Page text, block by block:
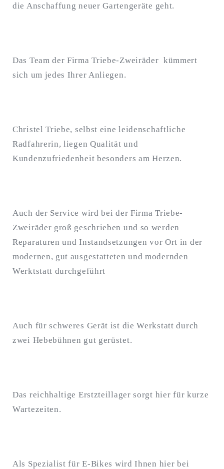
die Anschaffung neuer Gartengeräte geht.
Das Team der Firma Triebe-Zweiräder kümmert
sich um jedes Ihrer Anliegen.
Christel Triebe, selbst eine leidenschaftliche
Radfahrerin, liegen Qualität und
Kundenzufriedenheit besonders am Herzen.
Auch der Service wird bei der Firma Triebe-
Zweiräder groß geschrieben und so werden
Reparaturen und Instandsetzungen vor Ort in der
modernen, gut ausgestatteten und modernden
Werktstatt durchgeführt
Auch für schweres Gerät ist die Werkstatt durch
zwei Hebebühnen gut gerüstet.
Das reichhaltige Erstzteillager sorgt hier für kurze
Wartezeiten.
Als Spezialist für E-Bikes wird Ihnen hier bei